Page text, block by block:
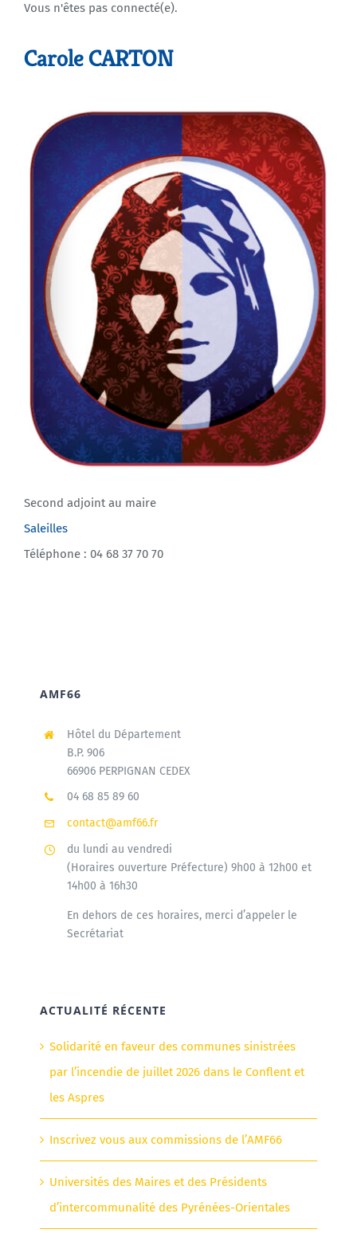
Agenda
Vous n'êtes pas connecté(e).
Carole CARTON
Second adjoint au maire
Saleilles
Téléphone : 04 68 37 70 70
AMF66
Hôtel du Département
B.P. 906
66906 PERPIGNAN CEDEX
04 68 85 89 60
contact@amf66.fr
du lundi au vendredi
(Horaires ouverture Préfecture) 9h00 à 12h00 et
14h00 à 16h30
En dehors de ces horaires, merci d’appeler le
Secrétariat
ACTUALITÉ RÉCENTE
Solidarité en faveur des communes sinistrées
par l’incendie de juillet 2026 dans le Conflent et
les Aspres
Inscrivez vous aux commissions de l’AMF66
Universités des Maires et des Présidents
d’intercommunalité des Pyrénées-Orientales